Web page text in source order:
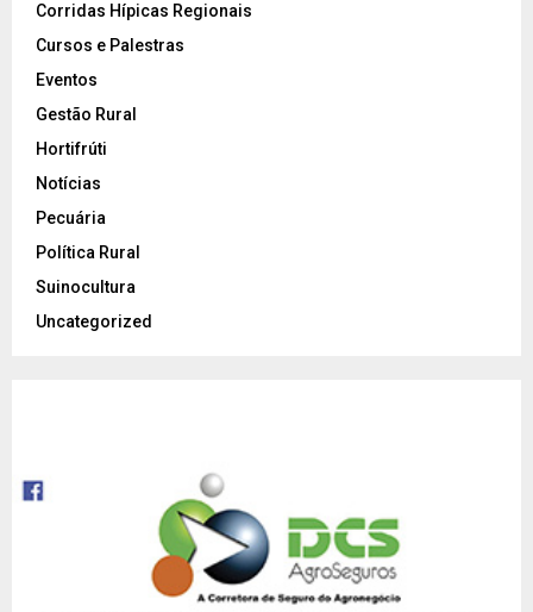
Corridas Hípicas Regionais
Cursos e Palestras
Eventos
Gestão Rural
Hortifrúti
Notícias
Pecuária
Política Rural
Suinocultura
Uncategorized